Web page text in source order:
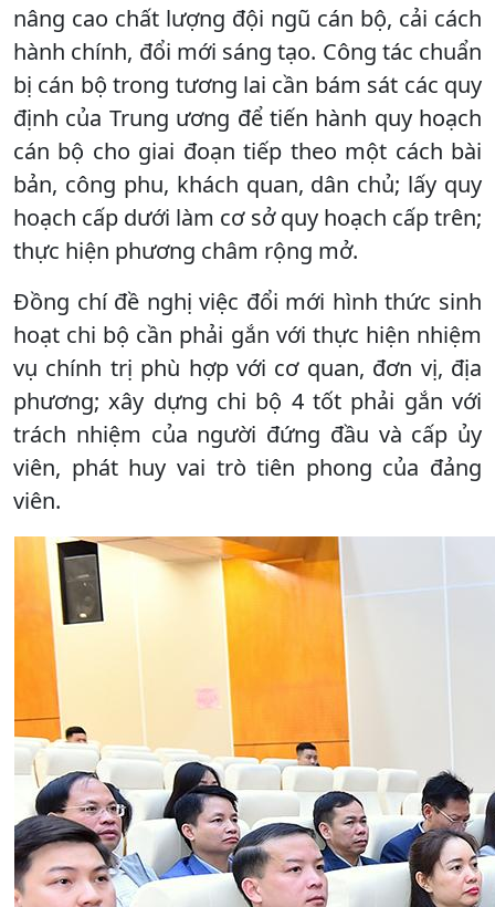
nâng cao chất lượng đội ngũ cán bộ, cải cách
hành chính, đổi mới sáng tạo. Công tác chuẩn
bị cán bộ trong tương lai cần bám sát các quy
định của Trung ương để tiến hành quy hoạch
cán bộ cho giai đoạn tiếp theo một cách bài
bản, công phu, khách quan, dân chủ; lấy quy
hoạch cấp dưới làm cơ sở quy hoạch cấp trên;
thực hiện phương châm rộng mở.
Đồng chí đề nghị việc đổi mới hình thức sinh
hoạt chi bộ cần phải gắn với thực hiện nhiệm
vụ chính trị phù hợp với cơ quan, đơn vị, địa
phương; xây dựng chi bộ 4 tốt phải gắn với
trách nhiệm của người đứng đầu và cấp ủy
viên, phát huy vai trò tiên phong của đảng
viên.